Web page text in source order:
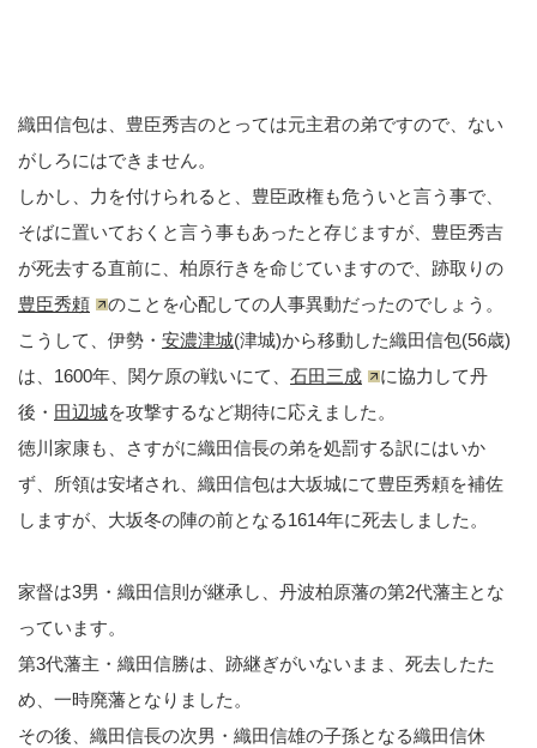
織田信包は、豊臣秀吉のとっては元主君の弟ですので、ない
がしろにはできません。
しかし、力を付けられると、豊臣政権も危ういと言う事で、
そばに置いておくと言う事もあったと存じますが、豊臣秀吉
が死去する直前に、柏原行きを命じていますので、跡取りの
豊臣秀頼
のことを心配しての人事異動だったのでしょう。
こうして、伊勢・ 安濃津城(津城)から移動した織田信包(56歳)
は、1600年、関ケ原の戦いにて、 石田三成
に協力して丹
後・ 田辺城を攻撃するなど期待に応えました。
徳川家康も、さすがに織田信長の弟を処罰する訳にはいか
ず、所領は安堵され、織田信包は大坂城にて豊臣秀頼を補佐
しますが、大坂冬の陣の前となる1614年に死去しました。
家督は3男・織田信則が継承し、丹波柏原藩の第2代藩主とな
っています。
第3代藩主・織田信勝は、跡継ぎがいないまま、死去したた
め、一時廃藩となりました。
その後、織田信長の次男・織田信雄の子孫となる織田信休